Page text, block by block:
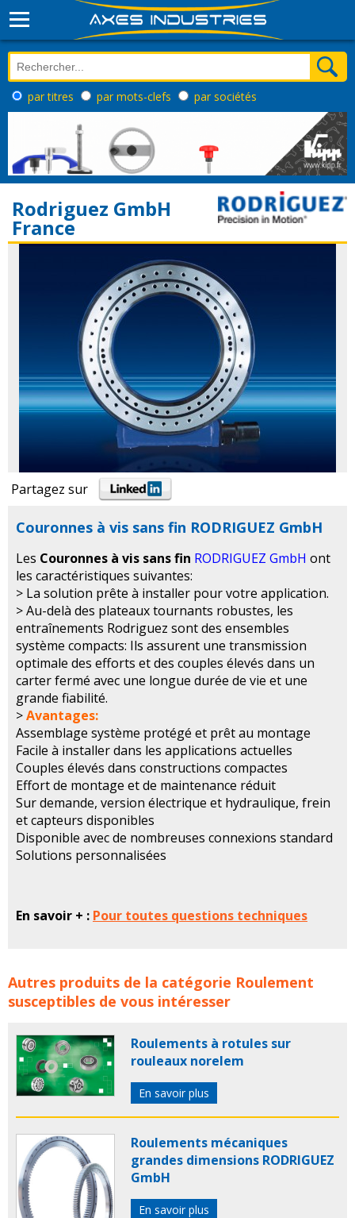
par titres par mots-clefs par sociétés
Rodriguez GmbH
France
Partagez sur
Couronnes à vis sans fin RODRIGUEZ GmbH
Les Couronnes à vis sans fin RODRIGUEZ GmbH ont
les caractéristiques suivantes:
> La solution prête à installer pour votre application.
> Au-delà des plateaux tournants robustes, les
entraînements Rodriguez sont des ensembles
système compacts: Ils assurent une transmission
optimale des efforts et des couples élevés dans un
carter fermé avec une longue durée de vie et une
grande fiabilité.
>Avantages:
Assemblage système protégé et prêt au montage
Facile à installer dans les applications actuelles
Couples élevés dans constructions compactes
Effort de montage et de maintenance réduit
Sur demande, version électrique et hydraulique, frein
et capteurs disponibles
Disponible avec de nombreuses connexions standard
Solutions personnalisées
En savoir + : Pour toutes questions techniques
Couronnes à vis sans fin RODRIGUEZ GmbH concerne les
familles de produits :rodriguezrodriguez gmbh
vis sans fincouronne a vis sans fin
sans fin
Autres produits de la catégorie Roulement
susceptibles de vous intéresser
Roulements à rotules sur
rouleaux norelem
En savoir plus
Roulements mécaniques
grandes dimensions RODRIGUEZ
GmbH
En savoir plus